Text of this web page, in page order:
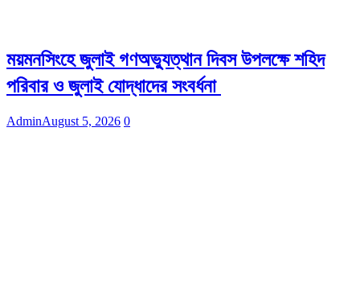
ময়মনসিংহে জুলাই গণঅভ্যুত্থান দিবস উপলক্ষে শহিদ
পরিবার ও জুলাই যোদ্ধাদের সংবর্ধনা
AdminAugust 5, 2026 0